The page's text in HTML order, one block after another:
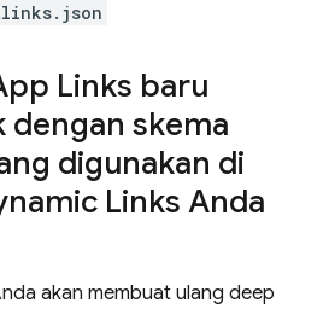
Links baru
dengan skema
digunakan di
Links Anda
akan membuat ulang deep